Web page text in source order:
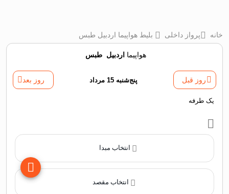
خانه پرواز داخلی بلیط هواپیما اردبیل طبس
هواپیما اردبیل ‌طبس
روز قبل پنج‌شنبه 15 مرداد روز بعد
یک طرفه
انتخاب مبدا
انتخاب مقصد